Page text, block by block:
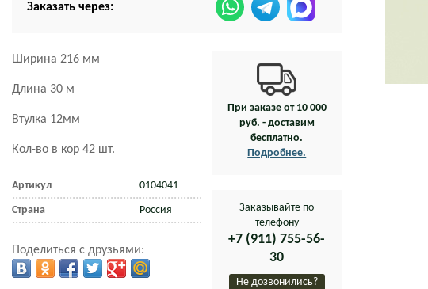
Заказать через:
Ширина 216 мм
Длина 30 м
Втулка 12мм
Кол-во в кор 42 шт.
Артикул 0104041
Страна Россия
Поделиться с друзьями:
При заказе от 10 000
руб. - доставим
бесплатно.
Подробнее.
Заказывайте по
телефону
+7 (911) 755-56-
30
Не дозвонились?